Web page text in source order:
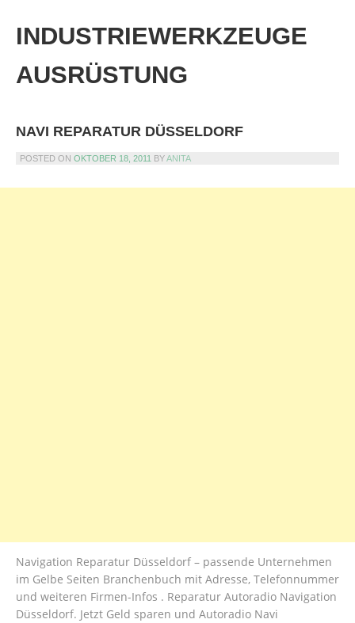
content
INDUSTRIEWERKZEUGE
AUSRÜSTUNG
NAVI REPARATUR DÜSSELDORF
POSTED ON OKTOBER 18, 2011 BYANITA
Navigation Reparatur Düsseldorf – passende Unternehmen
im Gelbe Seiten Branchenbuch mit Adresse, Telefonnummer
und weiteren Firmen-Infos . Reparatur Autoradio Navigation
Düsseldorf. Jetzt Geld sparen und Autoradio Navi